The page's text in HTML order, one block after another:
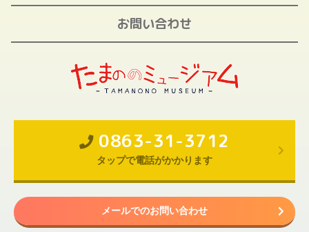
お問い合わせ
0863-31-3712
タップで電話がかかります
メールでのお問い合わせ